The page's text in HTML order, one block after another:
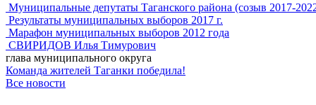
Муниципальные депутаты Таганского района (созыв 2017-
Результаты муниципальных выборов 2017 г.
Марафон муниципальных выборов 2012 года
СВИРИДОВ Илья Тимурович
глава муниципального округа
Команда жителей Таганки победила!
Все новости